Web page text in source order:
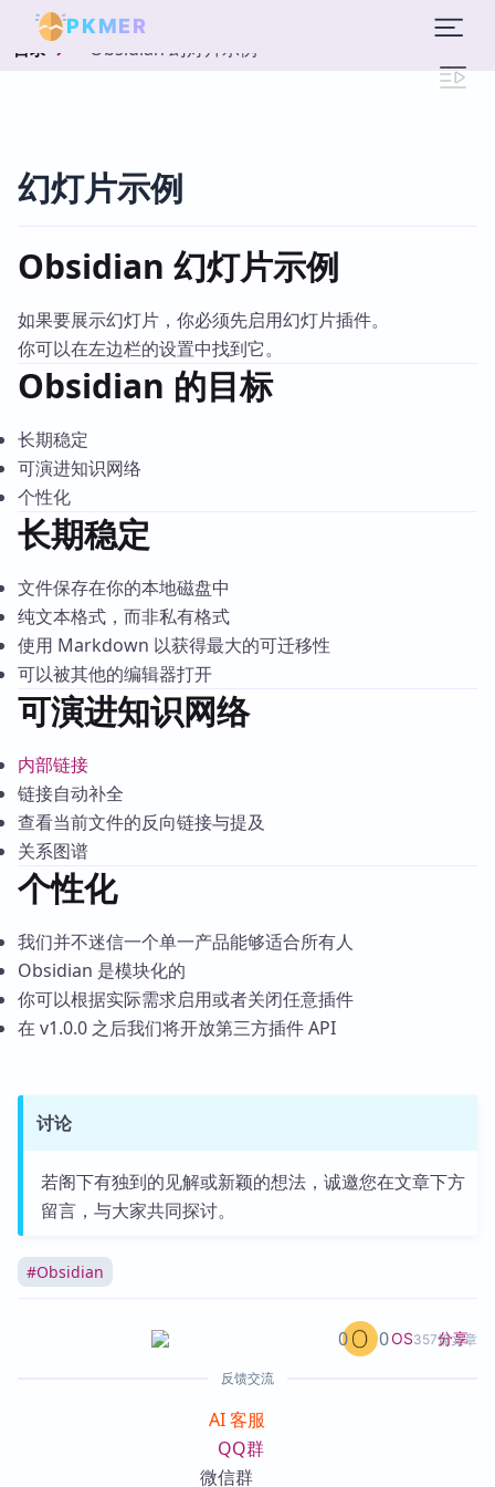
PKMER
目录 Obsidian 幻灯片示例
幻灯片示例
Obsidian 幻灯片示例
如果要展示幻灯片，你必须先启用幻灯片插件。
你可以在左边栏的设置中找到它。
Obsidian 的目标
长期稳定
可演进知识网络
个性化
长期稳定
文件保存在你的本地磁盘中
纯文本格式，而非私有格式
使用 Markdown 以获得最大的可迁移性
可以被其他的编辑器打开
可演进知识网络
内部链接
链接自动补全
查看当前文件的反向链接与提及
关系图谱
个性化
我们并不迷信一个单一产品能够适合所有人
Obsidian 是模块化的
你可以根据实际需求启用或者关闭任意插件
在 v1.0.0 之后我们将开放第三方插件 API
讨论
若阁下有独到的见解或新颖的想法，诚邀您在文章下方
留言，与大家共同探讨。
#Obsidian
OS357篇文章
0 0 分享
反馈交流
AI 客服
QQ群
微信群